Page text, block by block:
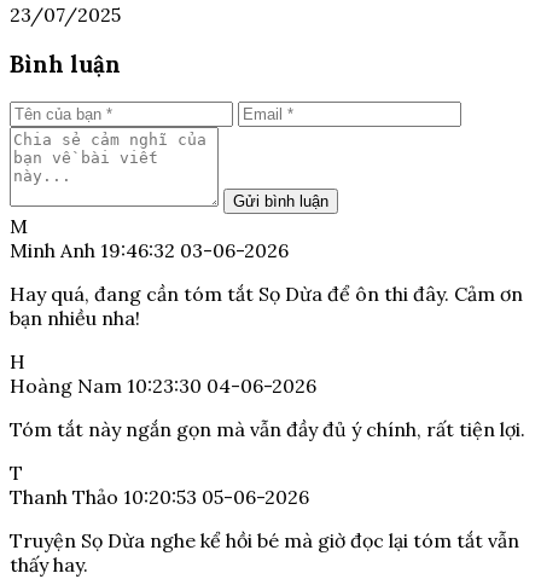
23/07/2025
Bình luận
Gửi bình luận
M
Minh Anh 19:46:32 03-06-2026
Hay quá, đang cần tóm tắt Sọ Dừa để ôn thi đây. Cảm ơn
bạn nhiều nha!
H
Hoàng Nam 10:23:30 04-06-2026
Tóm tắt này ngắn gọn mà vẫn đầy đủ ý chính, rất tiện lợi.
T
Thanh Thảo 10:20:53 05-06-2026
Truyện Sọ Dừa nghe kể hồi bé mà giờ đọc lại tóm tắt vẫn
thấy hay.